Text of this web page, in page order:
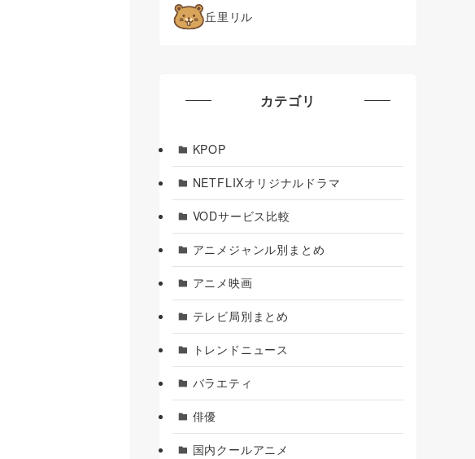
丘里リル
カテゴリ
KPOP
NETFLIXオリジナルドラマ
VODサービス比較
アニメジャンル別まとめ
アニメ映画
テレビ局別まとめ
トレンドニュース
バラエティ
俳優
国内クールアニメ